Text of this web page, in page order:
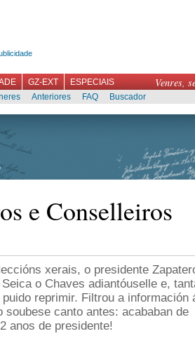
Venres,
GZ-EXT
ESPECIAIS
Anteriores FAQ Buscador
e Conselleiros
xerais, o presidente
o Chaves adiantóuselle e,
reprimir. Filtrou a información
canto antes: acababan de
anos de presidente!